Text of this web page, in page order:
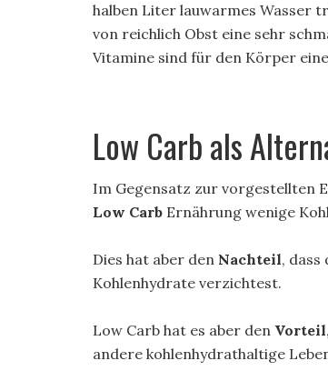
halben Liter lauwarmes Wasser
von reichlich Obst eine sehr
Vitamine sind für den Körper
Low Carb als
Im Gegensatz zur vorgestellten
Low Carb Ernährung wenige
Dies hat aber den Nachteil, dass
Kohlenhydrate verzichtest.
Low Carb hat es aber den Vorteil
andere kohlenhydrathaltige